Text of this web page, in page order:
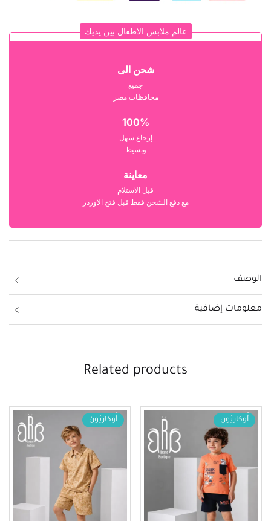
عالم ملابس الاطفال بين يديك
شحن الى
جميع
محافظات مصر
100%
إرجاع سهل
وبسيط
معاينة
قبل الاستلام
مع دفع الشحن فقط قبل فتح الاوردر
الوصف
معلومات إضافية
Related products
أُوكَازيُون أُوكَازيُون